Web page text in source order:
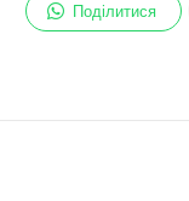
Поділитися